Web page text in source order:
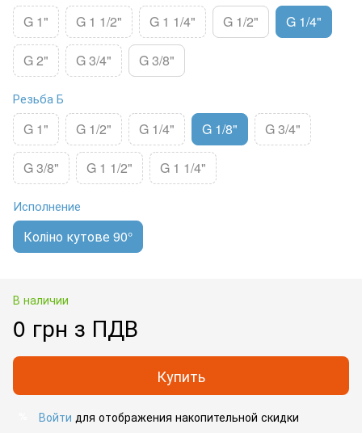
G 1" G 1 1/2" G 1 1/4" G 1/2" G 1/4"
G 2" G 3/4" G 3/8"
Резьба Б
G 1" G 1/2" G 1/4" G 1/8" G 3/4"
G 3/8" G 1 1/2" G 1 1/4"
Исполнение
Коліно кутове 90°
В наличии
0 грн з ПДВ
Купить
Войти для отображения накопительной скидки